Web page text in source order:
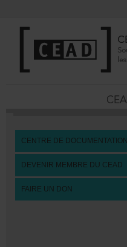
CENTREDEDOCUMENTATION
DEVENIRMEMBREDUCEAD
FAIREUNDON